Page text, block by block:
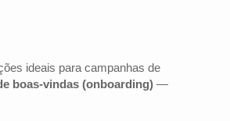
ideais para campanhas de
boas-vindas (onboarding) —